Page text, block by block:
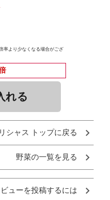
率より少なくなる場合がござ
れる
シャス トップに戻る
野菜の一覧を見る
ューを投稿するには